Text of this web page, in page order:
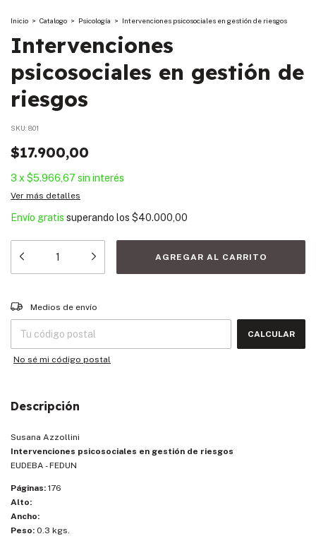
Inicio > Catalogo > Psicología > Intervenciones psicosociales en gestión de riesgos
Intervenciones
psicosociales en gestión de
riesgos
SKU: 801
$17.900,00
3 x $5.966,67 sin interés
Ver más detalles
Envío gratis superando los $40.000,00
Entregas para el CP:
Medios de envío
CALCULAR
No sé mi código postal
Descripción
Susana Azzollini
Intervenciones psicosociales en gestión de riesgos
EUDEBA - FEDUN
Páginas: 176
Alto:
Ancho:
Peso: 0.3 kgs.